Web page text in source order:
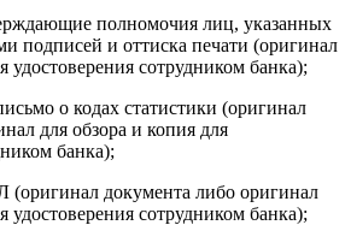
полномочия лиц, указанных
подписей и оттиска печати (оригинал
удостоверения сотрудником банка);
о кодах статистики (оригинал
для обзора и копия для
банка);
документа либо оригинал
удостоверения сотрудником банка);